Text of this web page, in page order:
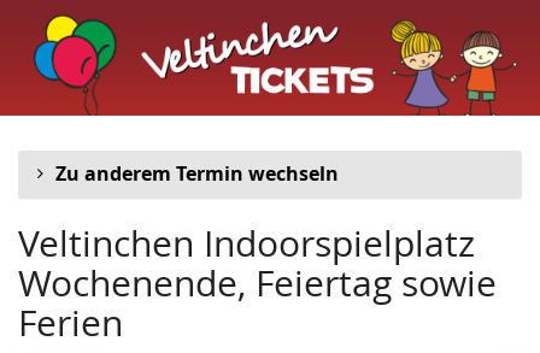
Zum
Haupt-
Inhalt
springen
Veltinchen
Indoorspielplatz
Zu anderem Termin wechseln
Veltinchen Indoorspielplatz
Wochenende, Feiertag sowie
Ferien